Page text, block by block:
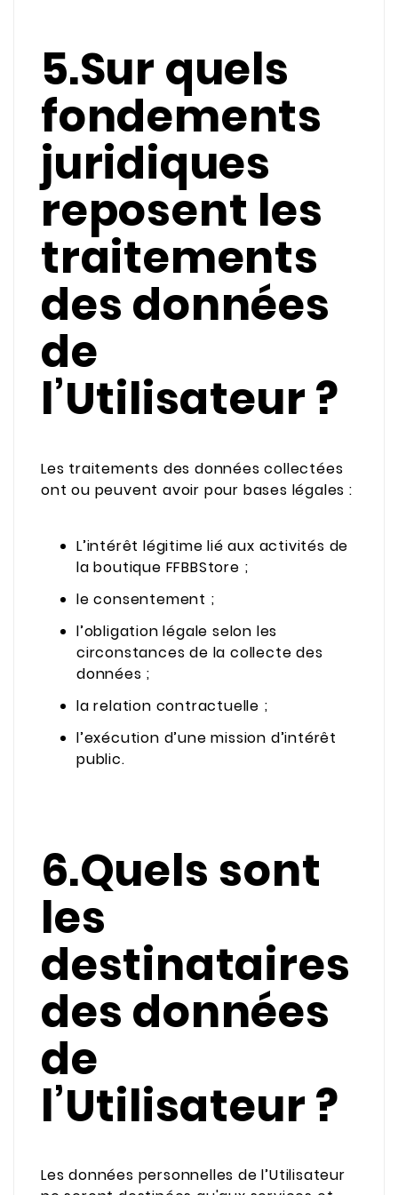
5.Sur quels
fondements
juridiques
reposent les
traitements
des données
de
l’Utilisateur ?
Les traitements des données collectées
ont ou peuvent avoir pour bases légales :
L’intérêt légitime lié aux activités de
la boutique FFBBStore ;
le consentement ;
l’obligation légale selon les
circonstances de la collecte des
données ;
la relation contractuelle ;
l’exécution d’une mission d’intérêt
public.
6.Quels sont
les
destinataires
des données
de
l’Utilisateur ?
Les données personnelles de l’Utilisateur